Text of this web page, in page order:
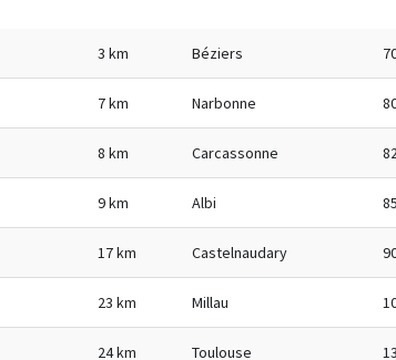
3 km Béziers
7 km Narbonne
8 km Carcassonne
9 km Albi
17 km Castelnaudary
23 km Millau
24 km Toulouse